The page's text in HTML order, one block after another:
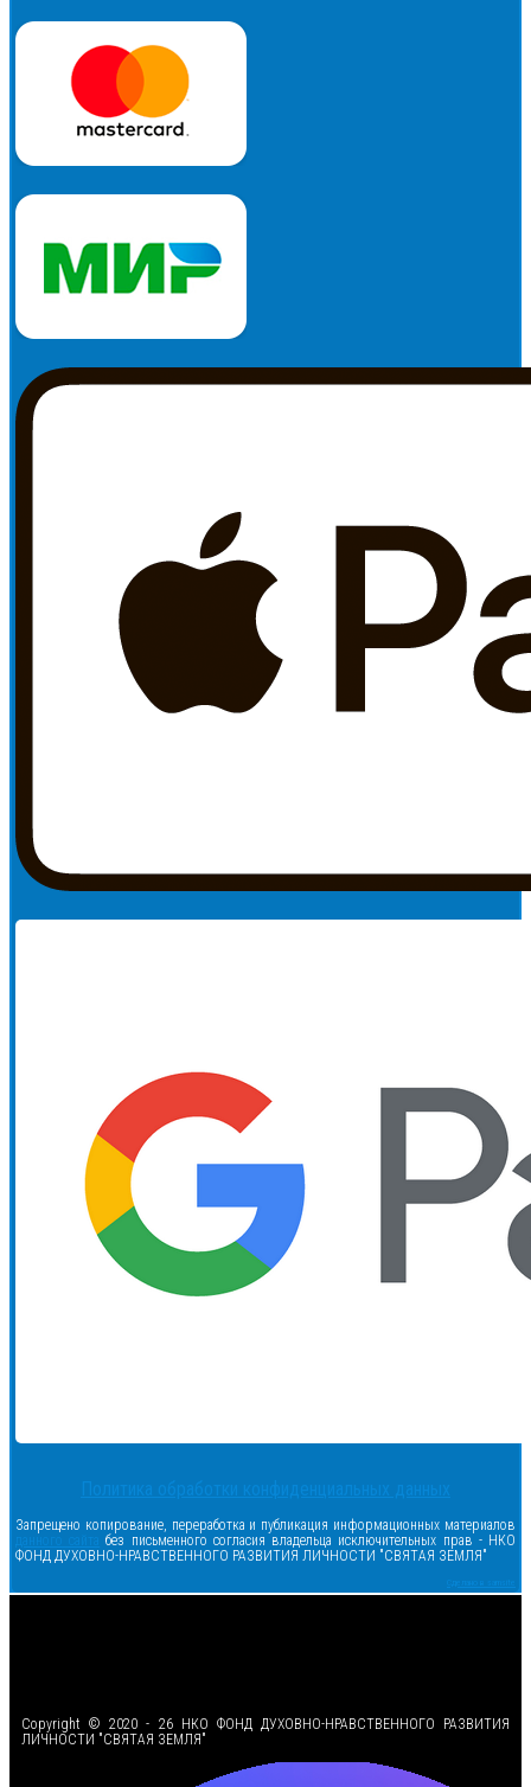
Политика обработки конфиденциальных данных
Запрещено копирование, переработка и публикация информационных материалов
данного сайта без письменного согласия владельца исключительных прав - НКО
ФОНД ДУХОВНО-НРАВСТВЕННОГО РАЗВИТИЯ ЛИЧНОСТИ "СВЯТАЯ ЗЕМЛЯ"
Сделано в samsite
Copyright © 2020 - 26 НКО ФОНД ДУХОВНО-НРАВСТВЕННОГО РАЗВИТИЯ
ЛИЧНОСТИ "СВЯТАЯ ЗЕМЛЯ"